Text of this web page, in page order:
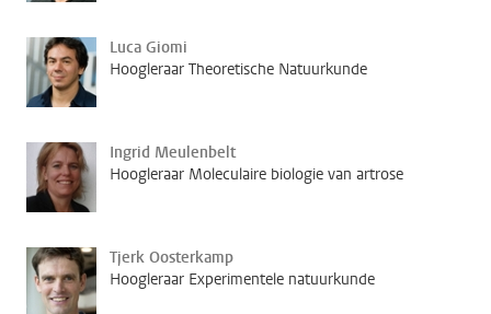
Luca Giomi
Hoogleraar Theoretische Natuurkunde
Ingrid Meulenbelt
Hoogleraar Moleculaire biologie van artrose
Tjerk Oosterkamp
Hoogleraar Experimentele natuurkunde